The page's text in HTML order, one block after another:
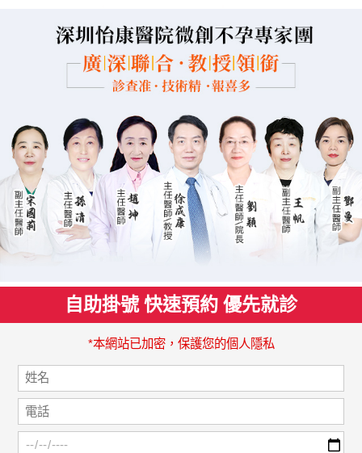
自助掛號 快速預約 優先就診
*本網站已加密，保護您的個人隱私